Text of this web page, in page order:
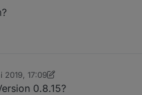
2019, 17:09
0.8.15?